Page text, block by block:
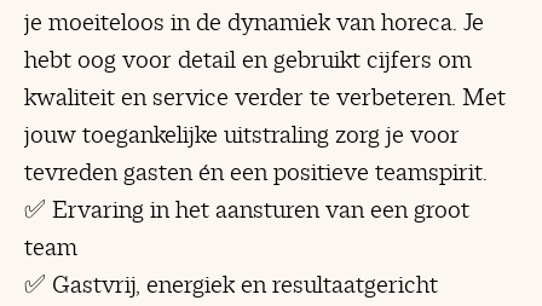
je moeiteloos in de dynamiek van horeca. Je
hebt oog voor detail en gebruikt cijfers om
kwaliteit en service verder te verbeteren. Met
jouw toegankelijke uitstraling zorg je voor
tevreden gasten én een positieve teamspirit.
✅ Ervaring in het aansturen van een groot
team
✅ Gastvrij, energiek en resultaatgericht